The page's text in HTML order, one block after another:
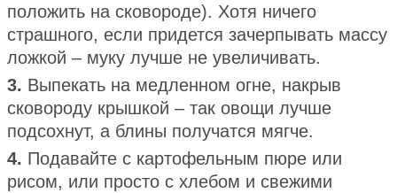
положить на сковороде). Хотя ничего
страшного, если придется зачерпывать массу
ложкой – муку лучше не увеличивать.
3. Выпекать на медленном огне, накрыв
сковороду крышкой – так овощи лучше
подсохнут, а блины получатся мягче.
4. Подавайте с картофельным пюре или
рисом, или просто с хлебом и свежими